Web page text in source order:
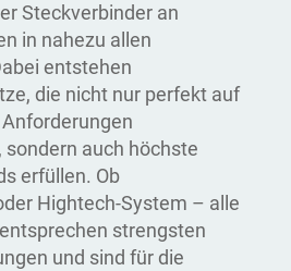
Steckverbinder an
in nahezu allen
entstehen
die nicht nur perfekt auf
auch höchste
erfüllen. Ob
Hightech-System – alle
strengsten
und sind für die